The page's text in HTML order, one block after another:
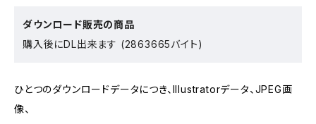
ダウンロード販売の商品
購入後にDL出来ます (2863665バイト)
ひとつのダウンロードデータにつき、Illustratorデータ、JPEG画
像、